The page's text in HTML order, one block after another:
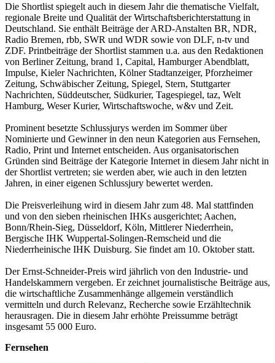
Die Shortlist spiegelt auch in diesem Jahr die thematische Vielfalt,
regionale Breite und Qualität der Wirtschaftsberichterstattung in
Deutschland. Sie enthält Beiträge der ARD-Anstalten BR, NDR,
Radio Bremen, rbb, SWR und WDR sowie von DLF, n-tv und
ZDF. Printbeiträge der Shortlist stammen u.a. aus den Redaktionen
von Berliner Zeitung, brand 1, Capital, Hamburger Abendblatt,
Impulse, Kieler Nachrichten, Kölner Stadtanzeiger, Pforzheimer
Zeitung, Schwäbischer Zeitung, Spiegel, Stern, Stuttgarter
Nachrichten, Süddeutscher, Südkurier, Tagespiegel, taz, Welt
Hamburg, Weser Kurier, Wirtschaftswoche, w&v und Zeit.
Prominent besetzte Schlussjurys werden im Sommer über
Nominierte und Gewinner in den neun Kategorien aus Fernsehen,
Radio, Print und Internet entscheiden. Aus organisatorischen
Gründen sind Beiträge der Kategorie Internet in diesem Jahr nicht in
der Shortlist vertreten; sie werden aber, wie auch in den letzten
Jahren, in einer eigenen Schlussjury bewertet werden.
Die Preisverleihung wird in diesem Jahr zum 48. Mal stattfinden
und von den sieben rheinischen IHKs ausgerichtet; Aachen,
Bonn/Rhein-Sieg, Düsseldorf, Köln, Mittlerer Niederrhein,
Bergische IHK Wuppertal-Solingen-Remscheid und die
Niederrheinische IHK Duisburg. Sie findet am 10. Oktober statt.
Der Ernst-Schneider-Preis wird jährlich von den Industrie- und
Handelskammern vergeben. Er zeichnet journalistische Beiträge aus,
die wirtschaftliche Zusammenhänge allgemein verständlich
vermitteln und durch Relevanz, Recherche sowie Erzähltechnik
herausragen. Die in diesem Jahr erhöhte Preissumme beträgt
insgesamt 55 000 Euro.
Fernsehen